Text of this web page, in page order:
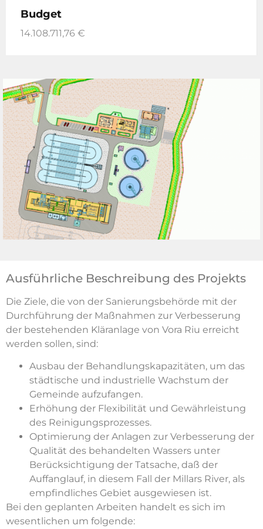
Budget
14.108.711,76 €
Ausführliche Beschreibung des Projekts
Die Ziele, die von der Sanierungsbehörde mit der
Durchführung der Maßnahmen zur Verbesserung
der bestehenden Kläranlage von Vora Riu erreicht
werden sollen, sind:
Ausbau der Behandlungskapazitäten, um das
städtische und industrielle Wachstum der
Gemeinde aufzufangen.
Erhöhung der Flexibilität und Gewährleistung
des Reinigungsprozesses.
Optimierung der Anlagen zur Verbesserung der
Qualität des behandelten Wassers unter
Berücksichtigung der Tatsache, daß der
Auffanglauf, in diesem Fall der Millars River, als
empfindliches Gebiet ausgewiesen ist.
Bei den geplanten Arbeiten handelt es sich im
wesentlichen um folgende: